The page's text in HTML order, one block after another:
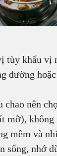
tùy khẩu vị
đường
chao nên
mỡ), không
mềm và
sống, nhớ